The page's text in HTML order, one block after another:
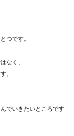
つです。
なく、
。
でいきたいところです